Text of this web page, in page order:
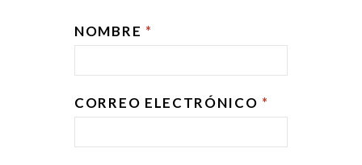
NOMBRE *
CORREO ELECTRÓNICO *